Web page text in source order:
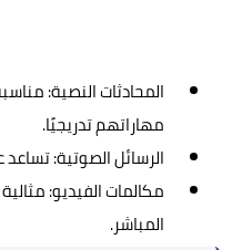
المحادثات النصية:
مهاراتهم تدريجيًا.
الرسائل الصوتية:
مكالمات الفيديو:
المباشر.